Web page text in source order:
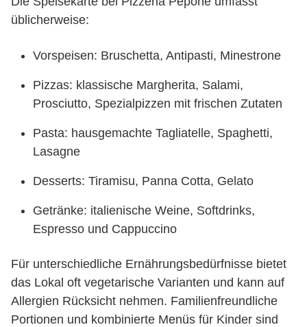
üblicherweise:
Vorspeisen: Bruschetta, Antipasti, Minestrone
Pizzas: klassische Margherita, Salami,
Prosciutto, Spezialpizzen mit frischen Zutaten
Pasta: hausgemachte Tagliatelle, Spaghetti,
Lasagne
Desserts: Tiramisu, Panna Cotta, Gelato
Getränke: italienische Weine, Softdrinks,
Espresso und Cappuccino
Für unterschiedliche Ernährungsbedürfnisse bietet
das Lokal oft vegetarische Varianten und kann auf
Allergien Rücksicht nehmen. Familienfreundliche
Portionen und kombinierte Menüs für Kinder sind